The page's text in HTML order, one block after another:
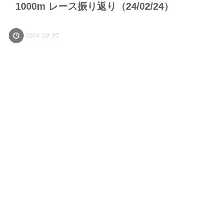
1000m レース振り返り（24/02/24）
2024.02.27